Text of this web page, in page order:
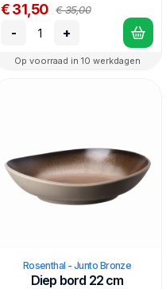
€ 31,50 € 35,00
- +
Op voorraad in 10 werkdagen
Rosenthal - Junto Bronze
Diep bord 22 cm